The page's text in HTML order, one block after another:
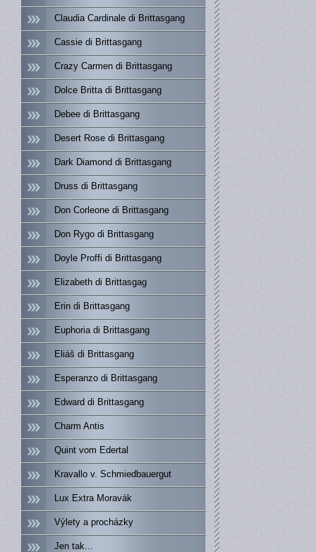
Claudia Cardinale di Brittasgang
Cassie di Brittasgang
Crazy Carmen di Brittasgang
Dolce Britta di Brittasgang
Debee di Brittasgang
Desert Rose di Brittasgang
Dark Diamond di Brittasgang
Druss di Brittasgang
Don Corleone di Brittasgang
Don Rygo di Brittasgang
Doyle Proffi di Brittasgang
Elizabeth di Brittasgag
Erin di Brittasgang
Euphoria di Brittasgang
Eliáš di Brittasgang
Esperanzo di Brittasgang
Edward di Brittasgang
Charm Antis
Quint vom Edertal
Kravallo v. Schmiedbauergut
Lux Extra Moravák
Výlety a procházky
Jen tak...